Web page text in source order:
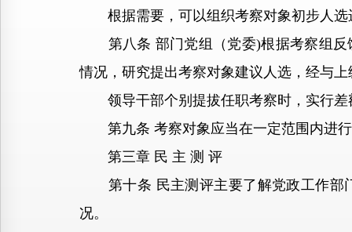
根据需要，可以组织考察对象初步人选
第八条 部门党组（党委)根据考察组反
情况，研究提出考察对象建议人选，经与
领导干部个别提拔任职考察时，实行差
第九条 考察对象应当在一定范围内进行
第三章 民 主 测 评
第十条 民主测评主要了解党政工作部
况。